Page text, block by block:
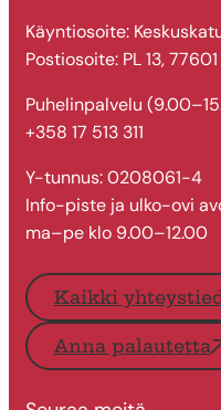
Käyntiosoite:
Postiosoite: PL 13,
Puhelinpalvelu
+358 17 513 311
Y-tunnus: 0208061-4
Info-piste ja ulko-ovi
ma–pe klo 9.00–12.00
Kaikki
Anna palautetta